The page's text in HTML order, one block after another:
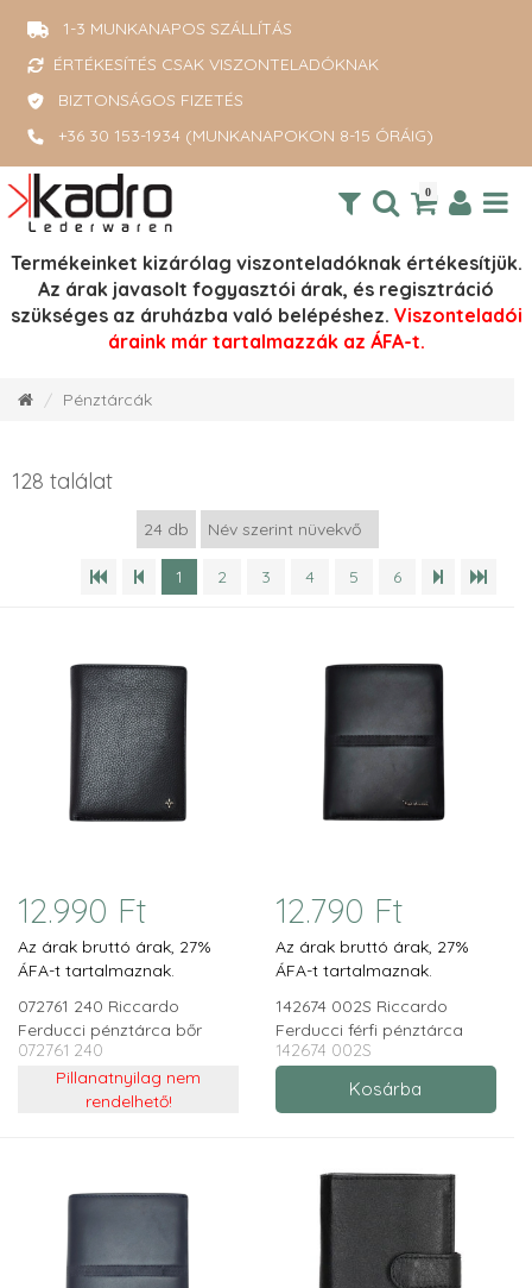
1-3 MUNKANAPOS SZÁLLÍTÁS
ÉRTÉKESÍTÉS CSAK VISZONTELADÓKNAK
BIZTONSÁGOS FIZETÉS
+36 30 153-1934 (MUNKANAPOKON 8-15 ÓRÁIG)
0
Termékeinket kizárólag viszonteladóknak értékesítjük.
Az árak javasolt fogyasztói árak, és regisztráció
szükséges az áruházba való belépéshez. Viszonteladói
áraink már tartalmazzák az ÁFA-t.
Pénztárcák
128 találat
1 2 3 4 5 6
12.990 Ft
Az árak bruttó árak, 27%
ÁFA-t tartalmaznak.
072761 240 Riccardo
Ferducci pénztárca bőr
RFID
072761 240
Pillanatnyilag nem
rendelhető!
12.790 Ft
Az árak bruttó árak, 27%
ÁFA-t tartalmaznak.
142674 002S Riccardo
Ferducci férfi pénztárca
RFID
142674 002S